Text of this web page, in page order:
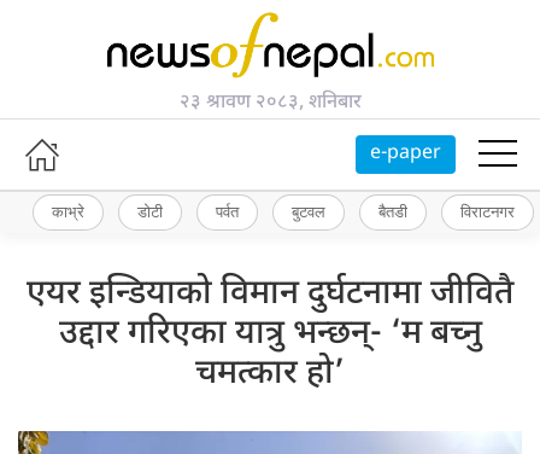
२३ श्रावण २०८३, शनिबार
e-paper
काभ्रे डोटी पर्वत बुटवल बैतडी विराटनगर
एयर इन्डियाको विमान दुर्घटनामा जीवितै
उद्दार गरिएका यात्रु भन्छन्- ‘म बच्नु
चमत्कार हो’